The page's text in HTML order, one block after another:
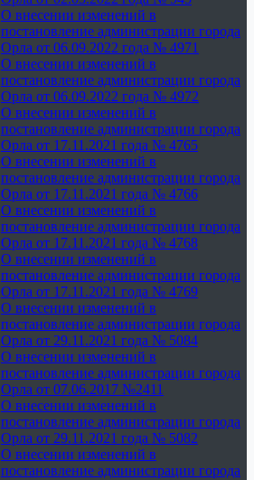
О внесении изменений в
постановление администрации города
Орла от 06.09.2022 года № 4971
О внесении изменений в
постановление администрации города
Орла от 06.09.2022 года № 4972
О внесении изменений в
постановление администрации города
Орла от 17.11.2021 года № 4765
О внесении изменений в
постановление администрации города
Орла от 17.11.2021 года № 4766
О внесении изменений в
постановление администрации города
Орла от 17.11.2021 года № 4768
О внесении изменений в
постановление администрации города
Орла от 17.11.2021 года № 4769
О внесении изменений в
постановление администрации города
Орла от 29.11.2021 года № 5084
О внесении изменений в
постановление администрации города
Орла от 07.06.2017 №2411
О внесении изменений в
постановление администрации города
Орла от 29.11.2021 года № 5082
О внесении изменений в
постановление администрации города